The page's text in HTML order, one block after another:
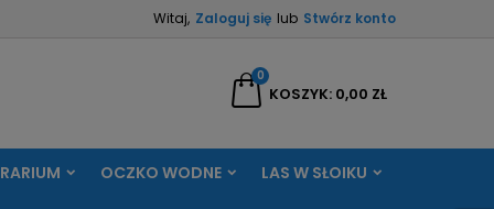
Witaj, Zaloguj się lub Stwórz konto
KOSZYK
0
0,00 ZŁ
OCZKO WODNE LAS W SŁOIKU